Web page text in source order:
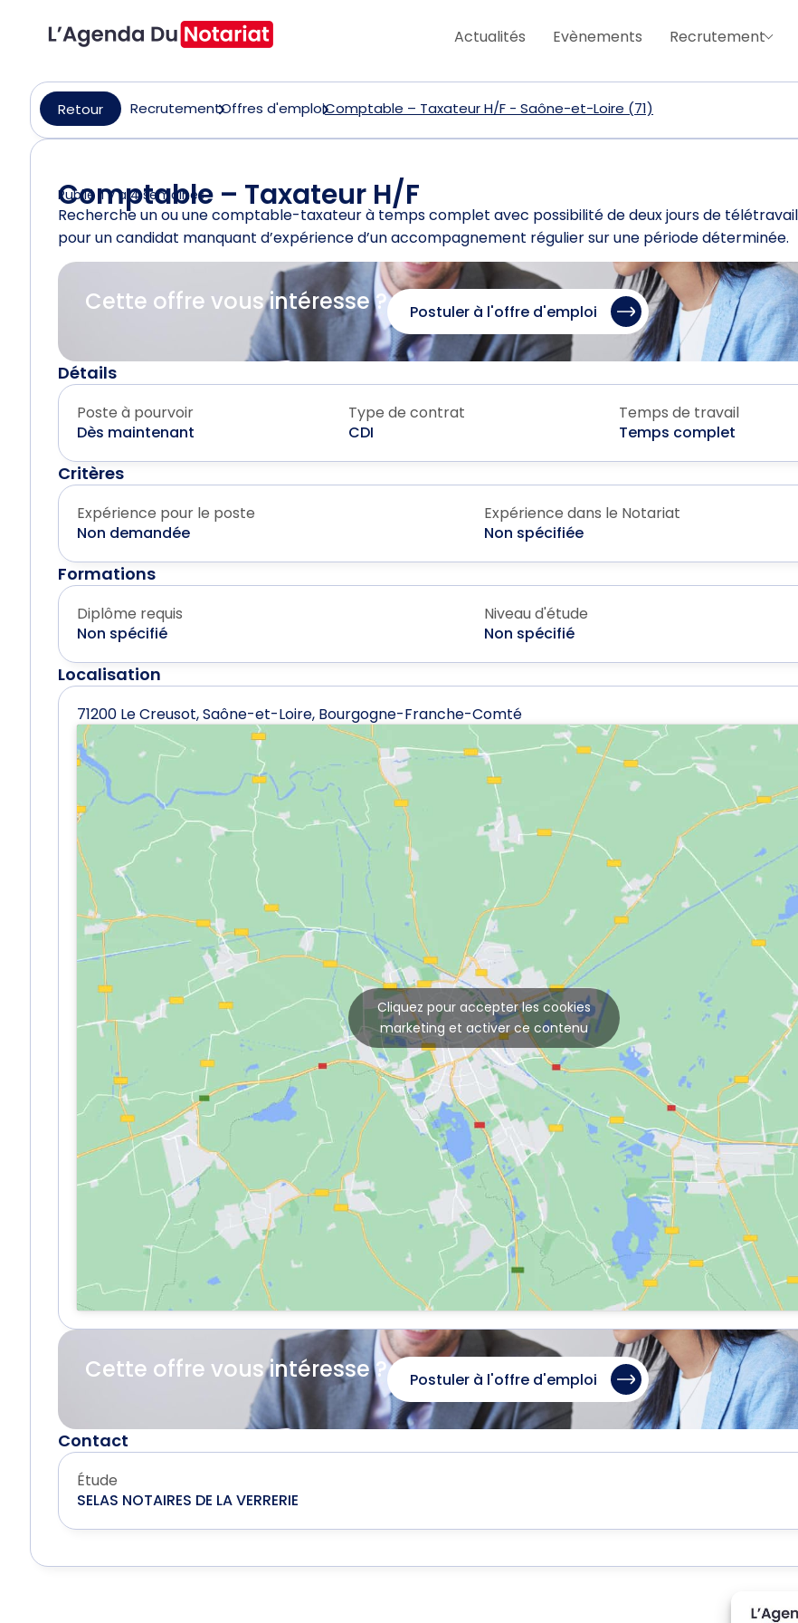
Actualités Evènements Recrutement
Retour RecrutementOffres d'emploiComptable – Taxateur H/F - Saône-et-Loire (71)
Comptable – Taxateur H/F
Publié il y a 4 semaines
Recherche un ou une comptable-taxateur à temps complet avec possibilité de deux jours de
pour un candidat manquant d’expérience d’un accompagnement régulier sur une période déterminée.
Cette offre vous intéresse ? Postuler à l'offre d'emploi
Détails
Poste à pourvoir
Dès maintenant
Type de contrat
CDI
Temps de travail
Temps complet
Critères
Expérience pour le poste
Non demandée
Expérience dans le Notariat
Non spécifiée
Formations
Diplôme requis
Non spécifié
Niveau d'étude
Non spécifié
Localisation
71200 Le Creusot, Saône-et-Loire, Bourgogne-Franche-Comté
Cliquez pour accepter les cookies
marketing et activer ce contenu
Cette offre vous intéresse ? Postuler à l'offre d'emploi
Contact
Étude
SELAS NOTAIRES DE LA VERRERIE